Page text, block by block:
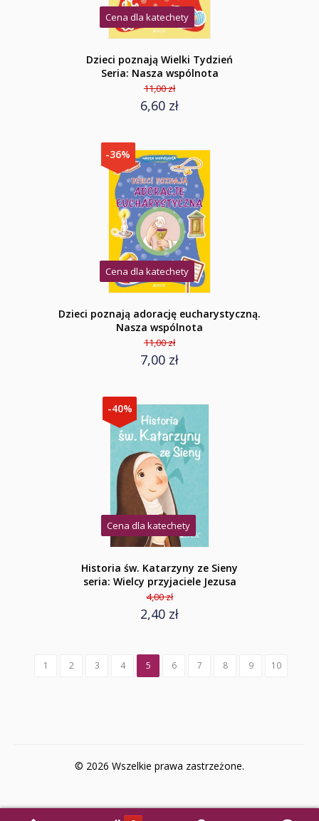
Cena dla katechety
Dzieci poznają Wielki Tydzień
Seria: Nasza wspólnota
11,00 zł
6,60 zł
-36%
Cena dla katechety
Dzieci poznają adorację eucharystyczną.
Nasza wspólnota
11,00 zł
7,00 zł
-40%
Cena dla katechety
Historia św. Katarzyny ze Sieny
seria: Wielcy przyjaciele Jezusa
4,00 zł
2,40 zł
1 2 3 4 5 6 7 8 9 10
© 2026 Wszelkie prawa zastrzeżone.